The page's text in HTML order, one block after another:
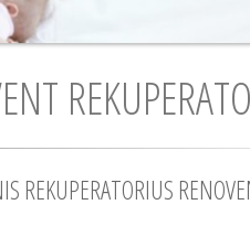
REKUPERATORIUS